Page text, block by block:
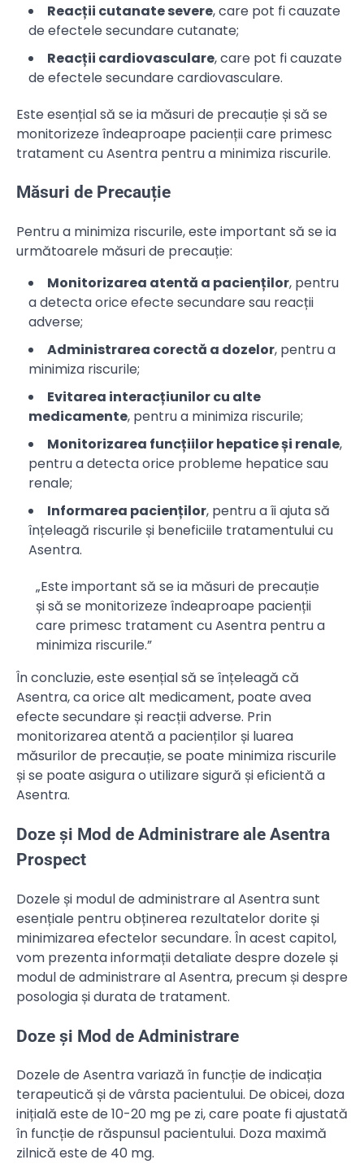
Reacții cutanate severe, care pot fi cauzate
de efectele secundare cutanate;
Reacții cardiovasculare, care pot fi cauzate
de efectele secundare cardiovasculare.
Este esențial să se ia măsuri de precauție și să se
monitorizeze îndeaproape pacienții care primesc
tratament cu Asentra pentru a minimiza riscurile.
Măsuri de Precauție
Pentru a minimiza riscurile, este important să se ia
următoarele măsuri de precauție:
Monitorizarea atentă a pacienților, pentru
a detecta orice efecte secundare sau reacții
adverse;
Administrarea corectă a dozelor, pentru a
minimiza riscurile;
Evitarea interacțiunilor cu alte
medicamente, pentru a minimiza riscurile;
Monitorizarea funcțiilor hepatice și renale,
pentru a detecta orice probleme hepatice sau
renale;
Informarea pacienților, pentru a îi ajuta să
înțeleagă riscurile și beneficiile tratamentului cu
Asentra.
„Este important să se ia măsuri de precauție
și să se monitorizeze îndeaproape pacienții
care primesc tratament cu Asentra pentru a
minimiza riscurile.”
În concluzie, este esențial să se înțeleagă că
Asentra, ca orice alt medicament, poate avea
efecte secundare și reacții adverse. Prin
monitorizarea atentă a pacienților și luarea
măsurilor de precauție, se poate minimiza riscurile
și se poate asigura o utilizare sigură și eficientă a
Asentra.
Doze și Mod de Administrare ale Asentra
Prospect
Dozele și modul de administrare al Asentra sunt
esențiale pentru obținerea rezultatelor dorite și
minimizarea efectelor secundare. În acest capitol,
vom prezenta informații detaliate despre dozele și
modul de administrare al Asentra, precum și despre
posologia și durata de tratament.
Doze și Mod de Administrare
Dozele de Asentra variază în funcție de indicația
terapeutică și de vârsta pacientului. De obicei, doza
inițială este de 10-20 mg pe zi, care poate fi ajustată
în funcție de răspunsul pacientului. Doza maximă
zilnică este de 40 mg.